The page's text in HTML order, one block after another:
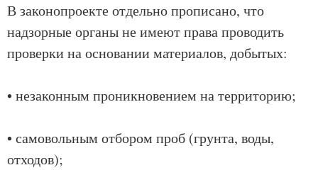
В законопроекте отдельно прописано, что
надзорные органы не имеют права проводить
проверки на основании материалов, добытых:
• незаконным проникновением на территорию;
• самовольным отбором проб (грунта, воды,
отходов);